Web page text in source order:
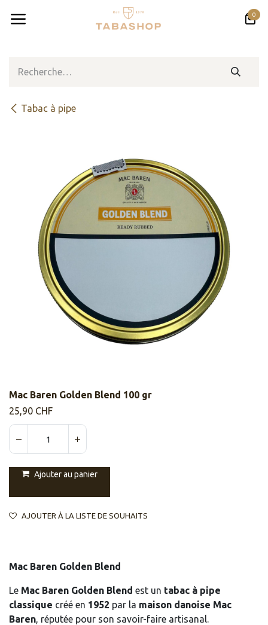
0
Tabac à pipe
Mac Baren Golden Blend 100 gr
25,90 CHF
Ajouter au panier
AJOUTER À LA LISTE DE SOUHAITS
Mac Baren Golden Blend
Le Mac Baren Golden Blend est un tabac à pipe
classique créé en 1952 par la maison danoise Mac
Baren, réputée pour son savoir-faire artisanal.